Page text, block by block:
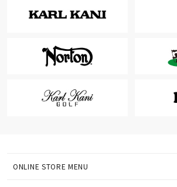
ONLINE STORE MENU